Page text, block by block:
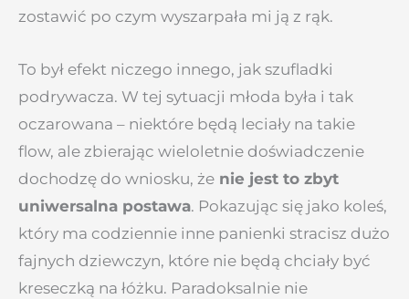
zostawić po czym wyszarpała mi ją z rąk.
To był efekt niczego innego, jak szufladki
podrywacza. W tej sytuacji młoda była i tak
oczarowana – niektóre będą leciały na takie
flow, ale zbierając wieloletnie doświadczenie
dochodzę do wniosku, że nie jest to zbyt
uniwersalna postawa. Pokazując się jako koleś,
który ma codziennie inne panienki stracisz dużo
fajnych dziewczyn, które nie będą chciały być
kreseczką na łóżku. Paradoksalnie nie